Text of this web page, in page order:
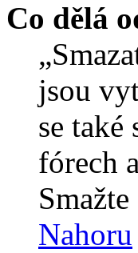
Co dělá
jsou
se
fórech
Nahoru